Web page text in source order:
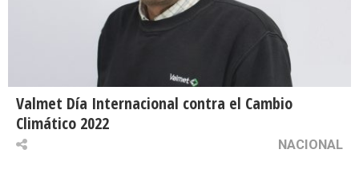
Valmet Día Internacional contra el Cambio
Climático 2022
NACIONAL